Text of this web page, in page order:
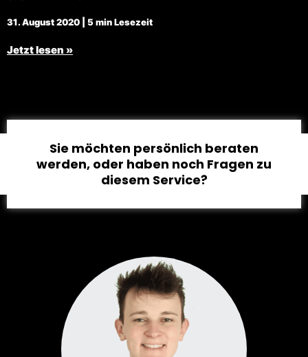
31. August 2020 | 5 min Lesezeit
Jetzt lesen »
Sie möchten persönlich beraten
werden, oder haben noch Fragen zu
diesem Service?